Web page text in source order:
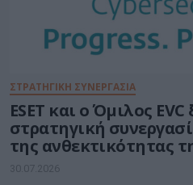
ΣΤΡΑΤΗΓΙΚΗ ΣΥΝΕΡΓΑΣΙΑ
ESET και ο Όμιλος EVC
στρατηγική
της ανθεκτικότητας
τομείς
30.07.2026